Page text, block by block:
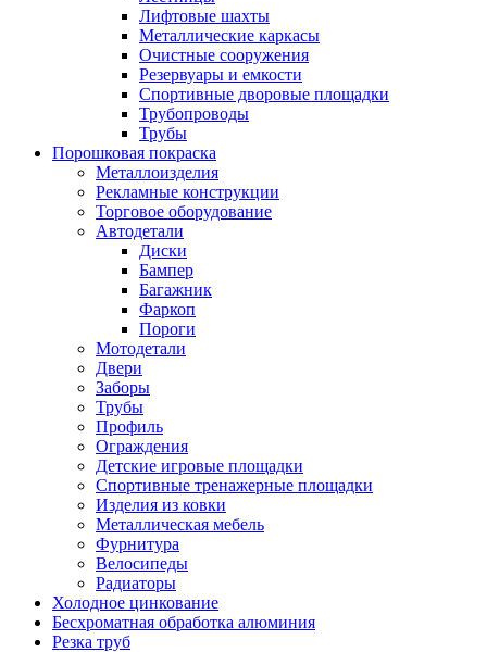
Лифтовые шахты
Металлические каркасы
Очистные сооружения
Резервуары и емкости
Спортивные дворовые площадки
Трубопроводы
Трубы
Порошковая покраска
Металлоизделия
Рекламные конструкции
Торговое оборудование
Автодетали
Диски
Бампер
Багажник
Фаркоп
Пороги
Мотодетали
Двери
Заборы
Трубы
Профиль
Ограждения
Детские игровые площадки
Спортивные тренажерные площадки
Изделия из ковки
Металлическая мебель
Фурнитура
Велосипеды
Радиаторы
Холодное цинкование
Бесхроматная обработка алюминия
Резка труб